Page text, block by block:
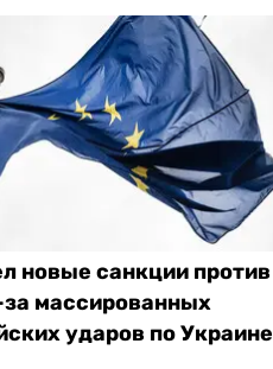
новые санкции против
массированных
ударов по Украине